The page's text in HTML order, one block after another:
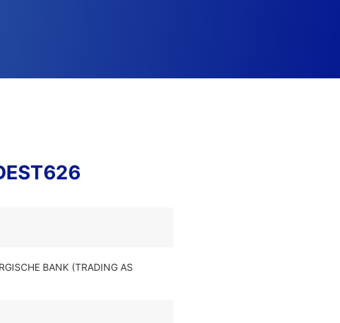
BANK (TRADING AS